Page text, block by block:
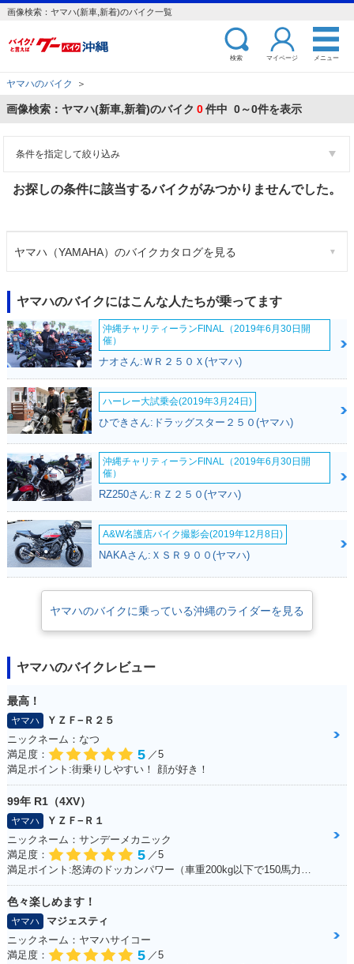
画像検索：ヤマハ(新車,新着)のバイク一覧
検索 マイページ メニュー
ヤマハのバイク ＞
画像検索：ヤマハ(新車,新着)のバイク 0件中 0～0件を表示
条件を指定して絞り込み
お探しの条件に該当するバイクがみつかりませんでした。
ヤマハ（YAMAHA）のバイクカタログを見る
ヤマハのバイクにはこんな人たちが乗ってます
沖縄チャリティーランFINAL（2019年6月30日開
催）
ナオさん:ＷＲ２５０Ｘ(ヤマハ)
ハーレー大試乗会(2019年3月24日)
ひできさん:ドラッグスター２５０(ヤマハ)
沖縄チャリティーランFINAL（2019年6月30日開
催）
RZ250さん:ＲＺ２５０(ヤマハ)
A&W名護店バイク撮影会(2019年12月8日)
NAKAさん:ＸＳＲ９００(ヤマハ)
ヤマハのバイクに乗っている沖縄のライダーを見る
ヤマハのバイクレビュー
最高！
ヤマハ
ＹＺＦ−Ｒ２５
ニックネーム：なつ
満足度：
5 ／5
満足ポイント:街乗りしやすい！ 顔が好き！
99年 R1（4XV）
ヤマハ
ＹＺＦ−Ｒ１
ニックネーム：サンデーメカニック
満足度：
5 ／5
色々楽しめます！
ヤマハ
マジェスティ
ニックネーム：ヤマハサイコー
満足度：
5 ／5